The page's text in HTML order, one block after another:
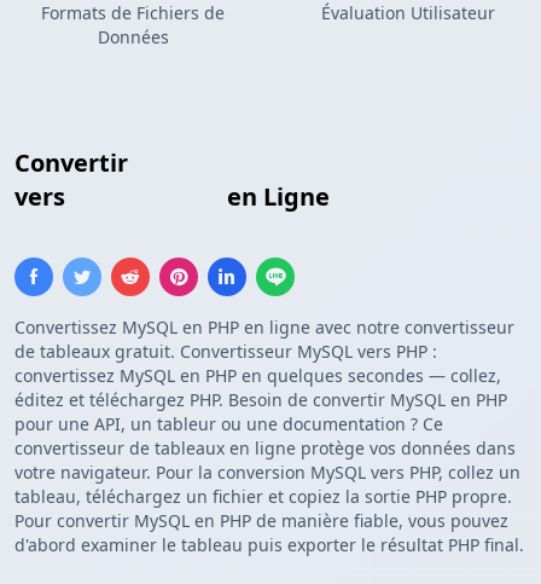
Convertir
vers
en Ligne
Convertissez MySQL en PHP en ligne avec notre convertisseur
de tableaux gratuit. Convertisseur MySQL vers PHP :
convertissez MySQL en PHP en quelques secondes — collez,
éditez et téléchargez PHP. Besoin de convertir MySQL en PHP
pour une API, un tableur ou une documentation ? Ce
convertisseur de tableaux en ligne protège vos données dans
votre navigateur. Pour la conversion MySQL vers PHP, collez un
tableau, téléchargez un fichier et copiez la sortie PHP propre.
Pour convertir MySQL en PHP de manière fiable, vous pouvez
d'abord examiner le tableau puis exporter le résultat PHP final.
Formats de Fichiers de
Données
Évaluation Utilisateur